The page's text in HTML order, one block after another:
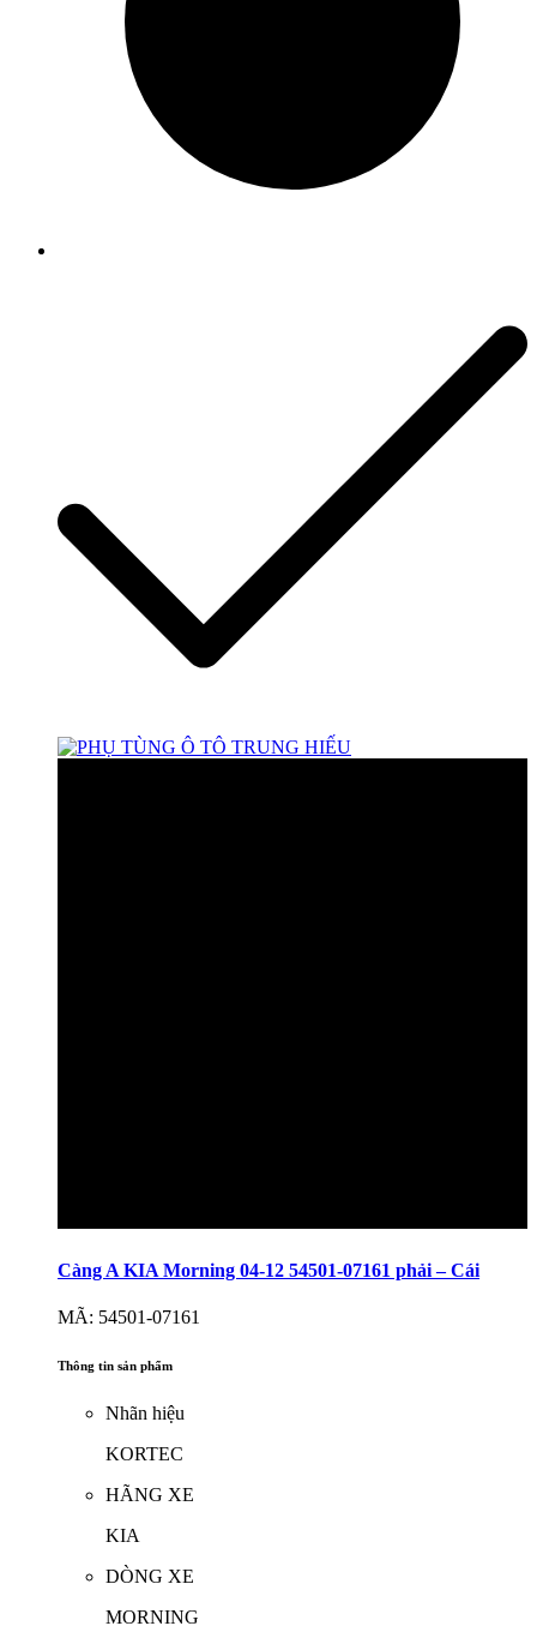
Càng A KIA Morning 04-12 54501-07161 phải – Cái
MÃ: 54501-07161
Thông tin sản phẩm
Nhãn hiệu
KORTEC
HÃNG XE
KIA
DÒNG XE
MORNING